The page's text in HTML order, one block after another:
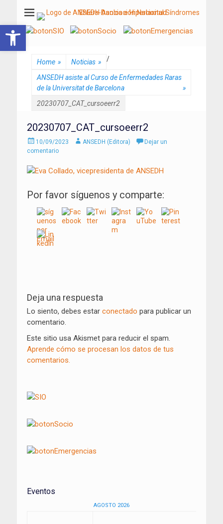
ANSEDH
Asociación Nacional del Síndrome de Ehlers-Danlos e Hiperlaxitud
Home » Noticias » /
ANSEDH asiste al Curso de Enfermedades Raras
de la Universitat de Barcelona
»
20230707_CAT_cursoeerr2
20230707_CAT_cursoeerr2
Enviado
el
10/09/2023 AutorANSEDH (Editora)
Dejar un
comentario
Por favor síguenos y comparte:
de
entradas
Deja una respuesta
Lo siento, debes estar conectado para publicar un
comentario.
Este sitio usa Akismet para reducir el spam.
Aprende cómo se procesan los datos de tus
comentarios.
Eventos
AGOSTO 2026
Abrir barra de herramientas